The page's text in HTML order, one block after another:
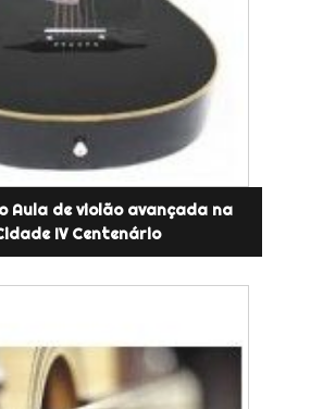
Aula de violão avançada na
IV Centenário